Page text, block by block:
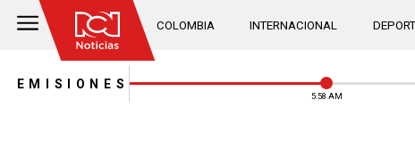
COLOMBIA INTERNACIONAL
EMISIONES
5:58 AM